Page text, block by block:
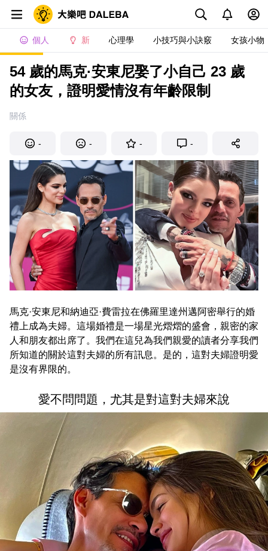
個人 新 心理學 小技巧與小訣竅 女孩小物
54 歲的馬克·安東尼娶了小自己 23 歲
的女友，證明愛情沒有年齡限制
關係
- - - -
馬克·安東尼和納迪亞·費雷拉在佛羅里達州邁阿密舉行的婚
禮上成為夫婦。這場婚禮是一場星光熠熠的盛會，親密的家
人和朋友都出席了。我們在這兒為我們親愛的讀者分享我們
所知道的關於這對夫婦的所有訊息。是的，這對夫婦證明愛
是沒有界限的。
愛不問問題，尤其是對這對夫婦來說